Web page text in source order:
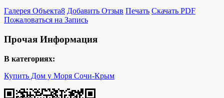
Галерея Объекта8 Добавить Отзыв Печать Скачать PDF
Пожаловаться на Запись
Прочая Информация
В категориях:
Купить Дом у Моря Сочи-Крым